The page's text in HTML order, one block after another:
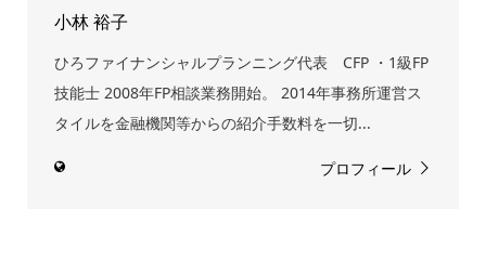
小林 裕子
ひろファイナンシャルプランニング代表 CFP ・1級FP
技能士 2008年FP相談業務開始。 2014年事務所運営ス
タイルを金融機関等からの紹介手数料を一切...
プロフィール